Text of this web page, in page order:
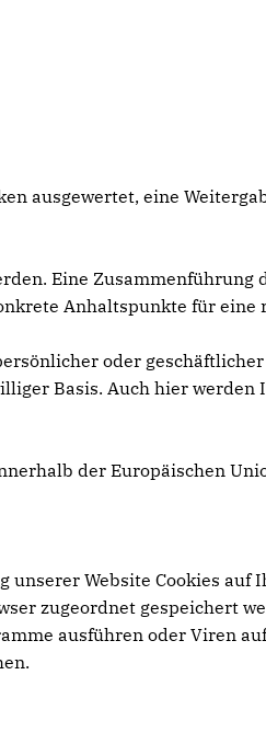
ausgewertet, eine
Eine
Anhaltspunkte für
oder
Basis. Auch hier
der Europäischen
Website Cookies
zugeordnet gespeichert
ausführen oder Viren